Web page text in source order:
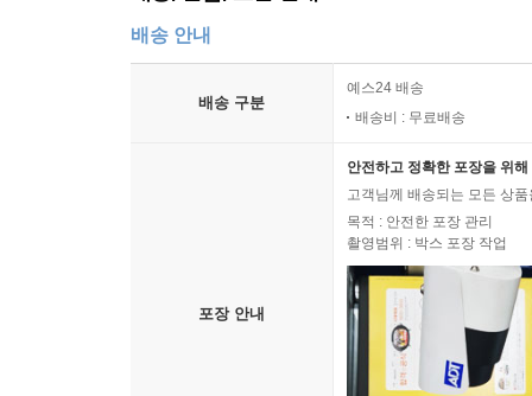
배송 안내
배송 구분
예스24 배송
배송비 : 무료배송
포장 안내
안전하고 정확한 포장을 위
고객님께 배송되는 모든 상
목적 : 안전한 포장 관리
촬영범위 : 박스 포장 작업